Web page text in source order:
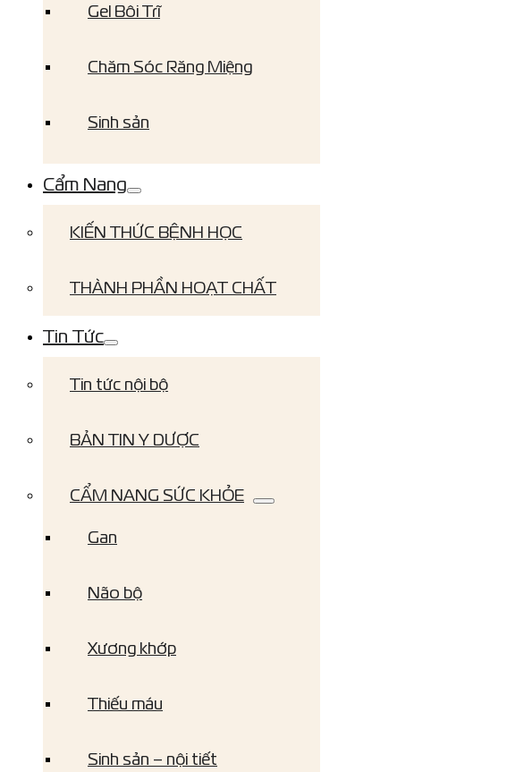
Gel Bôi Trĩ
Chăm Sóc Răng Miệng
Sinh sản
Cẩm Nang
KIẾN THỨC BỆNH HỌC
THÀNH PHẦN HOẠT CHẤT
Tin Tức
Tin tức nội bộ
BẢN TIN Y DƯỢC
CẨM NANG SỨC KHỎE
Gan
Não bộ
Xương khớp
Thiếu máu
Sinh sản – nội tiết